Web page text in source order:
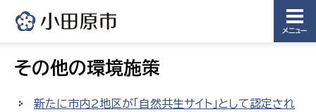
メニュー
その他の環境施策
新たに市内2地区が「自然共生サイト」として認定され